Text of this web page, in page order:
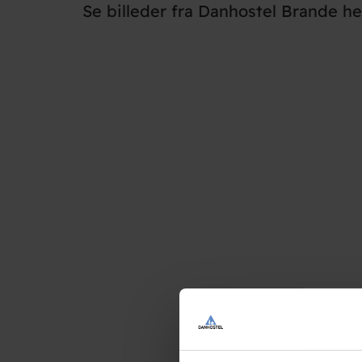
Se billeder fra Danhostel Brande